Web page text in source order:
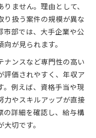
ャリアアップのコツ
人で待遇を上げる方
視したい福利厚生
リアを広げる
する際の注目点
と将来性の見極め方
を選ぶための比較法
よるキャリアの違い
ません。理由として、
り扱う案件の規模が異な
市部では、大手企業や公
が見られます。
ナンスなど専門性の高い
評価されやすく、年収ア
。例えば、資格手当や現
力やスキルアップが直接
の詳細を確認し、給与構
切です。